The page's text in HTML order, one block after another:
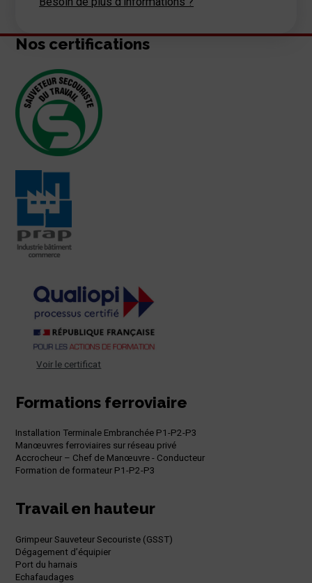
Nos certifications
Voir le certificat
Formations ferroviaire
Installation Terminale Embranchée P1-P2-P3
Manœuvres ferroviaires sur réseau privé
Accrocheur – Chef de Manœuvre - Conducteur
Formation de formateur P1-P2-P3
Travail en hauteur
Grimpeur Sauveteur Secouriste (GSST)
Dégagement d’équipier
Port du harnais
Echafaudages